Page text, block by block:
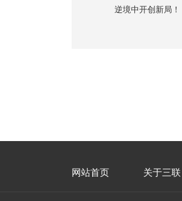
逆境中开创新局！
网站首页 关于三联